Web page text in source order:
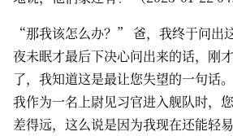
“那我该怎么办？” 爸，我终于问出
夜未眠才最后下决心问出来的话，刚
了，我知道这是最让您失望的一句话
我作为一名上尉见习官进入舰队时，
差得远，这么说是因为我现在还能轻